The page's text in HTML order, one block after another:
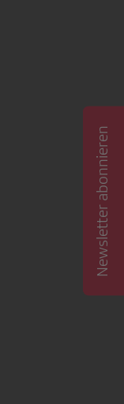
Newsletter abonnieren